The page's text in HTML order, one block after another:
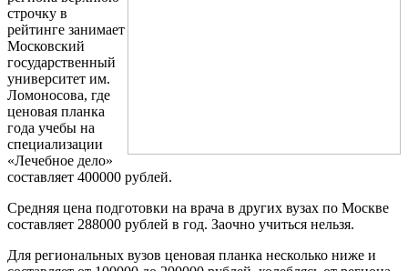
строчку в
рейтинге занимает
Московский
государственный
университет им.
Ломоносова, где
ценовая планка
года учебы на
специализации
«Лечебное дело»
составляет 400000 рублей.
Средняя цена подготовки на врача в других вузах по Москве
составляет 288000 рублей в год. Заочно учиться нельзя.
Для региональных вузов ценовая планка несколько ниже и